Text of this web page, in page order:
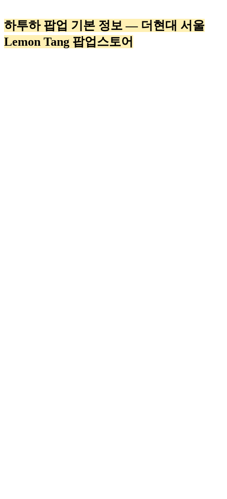
하투하 팝업 기본 정보 — 더현대 서울
Lemon Tang 팝업스토어